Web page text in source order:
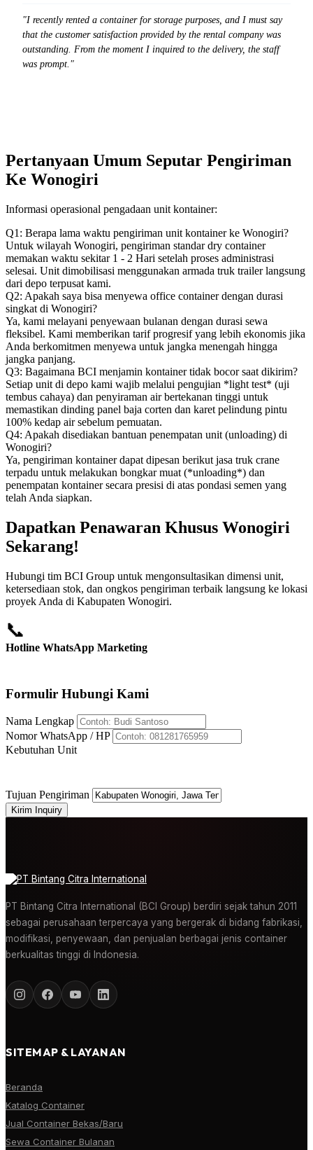
"I recently rented a container for storage purposes, and I must say
that the customer satisfaction provided by the rental company was
outstanding. From the moment I inquired to the delivery, the staff
was prompt."
Pertanyaan Umum Seputar Pengiriman
Ke Wonogiri
Informasi operasional pengadaan unit kontainer:
Q1: Berapa lama waktu pengiriman unit kontainer ke Wonogiri?
Untuk wilayah Wonogiri, pengiriman standar dry container
memakan waktu sekitar 1 - 2 Hari setelah proses administrasi
selesai. Unit dimobilisasi menggunakan armada truk trailer langsung
dari depo terpusat kami.
Q2: Apakah saya bisa menyewa office container dengan durasi
singkat di Wonogiri?
Ya, kami melayani penyewaan bulanan dengan durasi sewa
fleksibel. Kami memberikan tarif progresif yang lebih ekonomis jika
Anda berkomitmen menyewa untuk jangka menengah hingga
jangka panjang.
Q3: Bagaimana BCI menjamin kontainer tidak bocor saat dikirim?
Setiap unit di depo kami wajib melalui pengujian *light test* (uji
tembus cahaya) dan penyiraman air bertekanan tinggi untuk
memastikan dinding panel baja corten dan karet pelindung pintu
100% kedap air sebelum pemuatan.
Q4: Apakah disediakan bantuan penempatan unit (unloading) di
Wonogiri?
Ya, pengiriman kontainer dapat dipesan berikut jasa truk crane
terpadu untuk melakukan bongkar muat (*unloading*) dan
penempatan kontainer secara presisi di atas pondasi semen yang
telah Anda siapkan.
Dapatkan Penawaran Khusus Wonogiri
Sekarang!
Hubungi tim BCI Group untuk mengonsultasikan dimensi unit,
ketersediaan stok, dan ongkos pengiriman terbaik langsung ke lokasi
proyek Anda di Kabupaten Wonogiri.
📞
Hotline WhatsApp Marketing
Formulir Hubungi Kami
Nama Lengkap
Nomor WhatsApp / HP
Kebutuhan Unit
Tujuan Pengiriman
Kirim Inquiry
PT Bintang Citra International (BCI Group) berdiri sejak tahun 2011
sebagai perusahaan terpercaya yang bergerak di bidang fabrikasi,
modifikasi, penyewaan, dan penjualan berbagai jenis container
berkualitas tinggi di Indonesia.
SITEMAP & LAYANAN
Beranda
Katalog Container
Jual Container Bekas/Baru
Sewa Container Bulanan